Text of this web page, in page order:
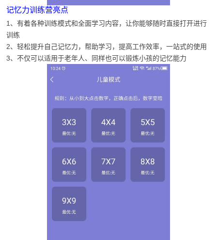
记忆力训练营亮点
1、有着各种训练模式和全面学习内容，让你能够随时直接打开进行
训练
2、轻松提升自己记忆力，帮助学习，提高工作效率，一站式的使用
3、不仅可以适用于老年人、同样也可以锻炼小孩的记忆能力